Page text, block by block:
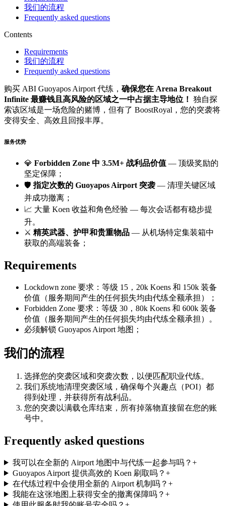
我们的流程
Frequently asked questions
Contents
Requirements
我们的流程
Frequently asked questions
购买 ABI Guoyapos Airport 代练， 确保您在 Arena Breakout
Infinite 最赚钱且高风险的区域之一中占据主导地位！ 独自探
索该区域是一场危险的赌博，但有了 BoostRoyal，您的突袭将
变得安全、高效且回报丰厚。
服务优势
💎 Forbidden Zone 中 3.5M+ 战利品价值 — 顶级奖励的
坚定保障；
🛡️指定次数的 Guoyapos Airport 突袭— 清理关键区域
并成功撤离；
📈 大量 Koen 收益和角色经验 — 每次会话都有稳步提
升。
⚔️ 精英武器、护甲和贵重物品 — 从机场特定集装箱中
获取的高端装备；
Requirements
Lockdown zone 要求：等级 15，20k Koens 和 150k 装备
价值（服务期间产生的任何损失均由代练全额承担）；
Forbidden Zone 要求：等级 30，80k Koens 和 600k 装备
价值（服务期间产生的任何损失均由代练全额承担）。
必须解锁 Guoyapos Airport 地图；
我们的流程
选择您的突袭区域和突袭次数，以便匹配职业代练。
我们系统地清理突袭区域，确保每个兴趣点（POI）都
得到处理，并获得所有战利品。
您的突袭以满载仓库结束，所有掉落物直接留在您的账
号中。
Frequently asked questions
我可以在全新的 Airport 地图中与代练一起参与吗？ +
Guoyapos Airport 提供高效的 Koen 刷取吗？ +
在代练过程中会使用全新的 Airport 机制吗？ +
我能在这张地图上获得安全的撤离保障吗？ +